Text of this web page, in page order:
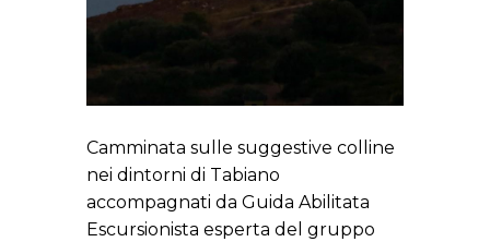
Camminata sulle suggestive colline
nei dintorni di Tabiano
accompagnati da Guida Abilitata
Escursionista esperta del gruppo